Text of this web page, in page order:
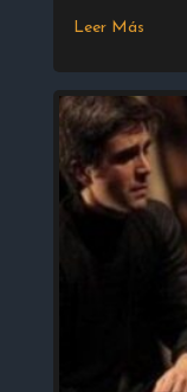
Leer Más